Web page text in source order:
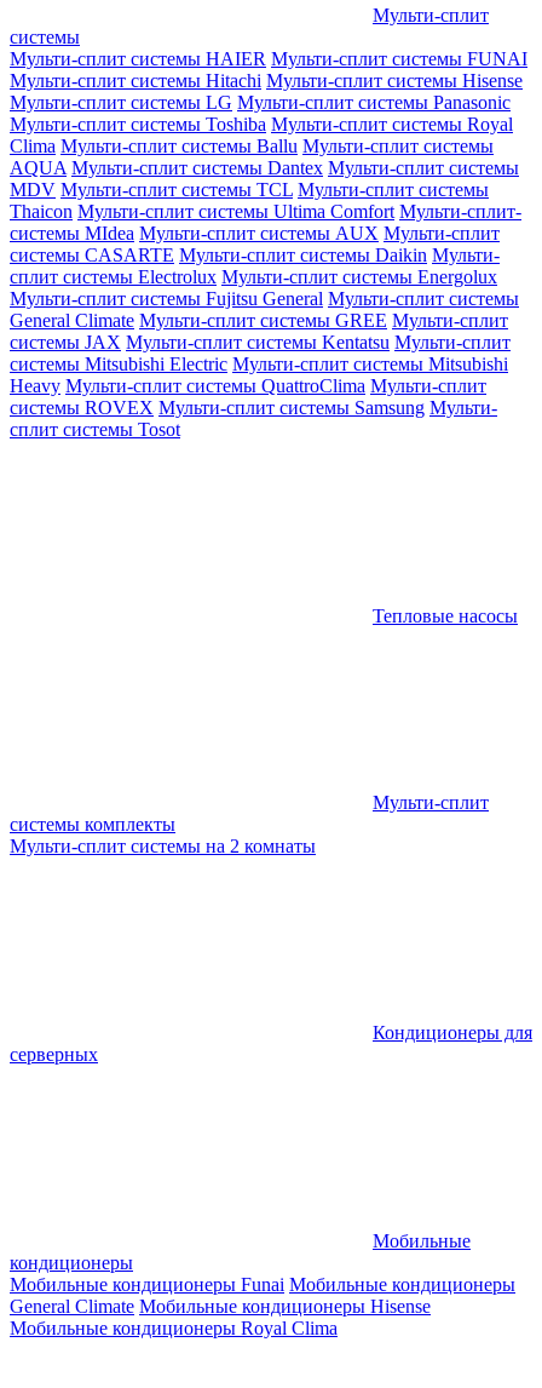
Мульти-сплит
системы
Мульти-сплит системы HAIER Мульти-сплит системы FUNAI
Мульти-сплит системы Hitachi Мульти-сплит системы Hisense
Мульти-сплит системы LG Мульти-сплит системы Panasonic
Мульти-сплит системы Toshiba Мульти-сплит системы Royal
Clima Мульти-сплит системы Ballu Мульти-сплит системы
AQUA Мульти-сплит системы Dantex Мульти-сплит системы
MDV Мульти-сплит системы TCL Мульти-сплит системы
Thaicon Мульти-сплит системы Ultima Comfort Мульти-сплит-
системы MIdea Мульти-сплит системы AUX Мульти-сплит
системы CASARTE Мульти-сплит системы Daikin Мульти-
сплит системы Electrolux Мульти-сплит системы Energolux
Мульти-сплит системы Fujitsu General Мульти-сплит системы
General Climate Мульти-сплит системы GREE Мульти-сплит
системы JAX Мульти-сплит системы Kentatsu Мульти-сплит
системы Mitsubishi Electric Мульти-сплит системы Mitsubishi
Heavy Мульти-сплит системы QuattroClima Мульти-сплит
системы ROVEX Мульти-сплит системы Samsung Мульти-
сплит системы Tosot
Тепловые насосы
Мульти-сплит
системы комплекты
Мульти-сплит системы на 2 комнаты
Кондиционеры для
серверных
Мобильные
кондиционеры
Мобильные кондиционеры Funai Мобильные кондиционеры
General Climate Мобильные кондиционеры Hisense
Мобильные кондиционеры Royal Clima